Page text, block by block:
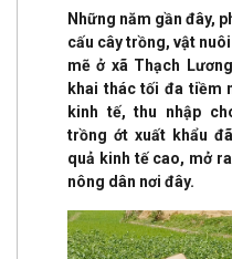
Những năm gần đây,
cấu cây trồng, vật
mẽ ở xã Thạch
khai thác tối đa tiềm
kinh tế, thu nhập
trồng ớt xuất khẩu
quả kinh tế cao, mở
nông dân nơi đây.